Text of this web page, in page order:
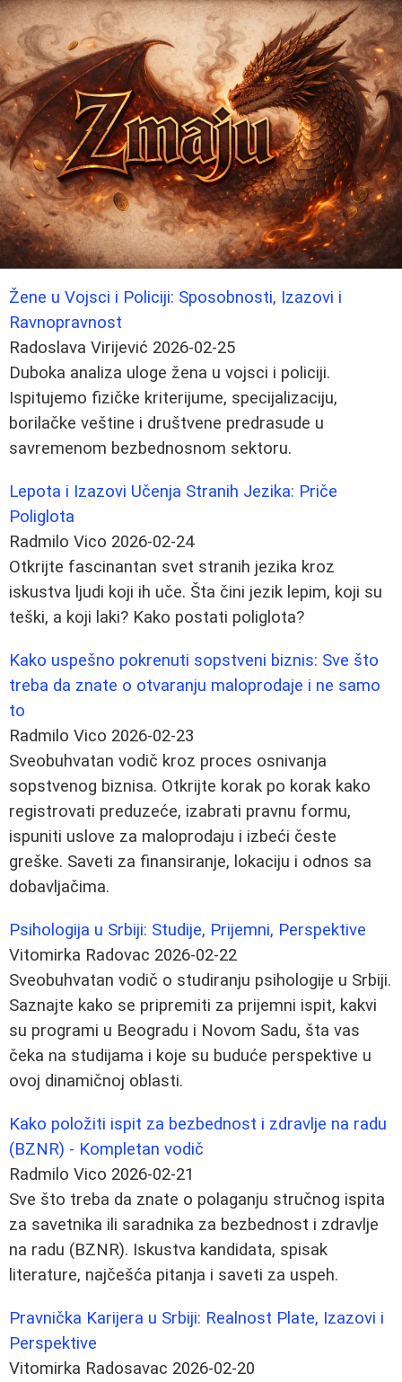
Žene u Vojsci i Policiji: Sposobnosti, Izazovi i
Ravnopravnost
Radoslava Virijević 2026-02-25
Duboka analiza uloge žena u vojsci i policiji.
Ispitujemo fizičke kriterijume, specijalizaciju,
borilačke veštine i društvene predrasude u
savremenom bezbednosnom sektoru.
Lepota i Izazovi Učenja Stranih Jezika: Priče
Poliglota
Radmilo Vico 2026-02-24
Otkrijte fascinantan svet stranih jezika kroz
iskustva ljudi koji ih uče. Šta čini jezik lepim, koji su
teški, a koji laki? Kako postati poliglota?
Kako uspešno pokrenuti sopstveni biznis: Sve što
treba da znate o otvaranju maloprodaje i ne samo
to
Radmilo Vico 2026-02-23
Sveobuhvatan vodič kroz proces osnivanja
sopstvenog biznisa. Otkrijte korak po korak kako
registrovati preduzeće, izabrati pravnu formu,
ispuniti uslove za maloprodaju i izbeći česte
greške. Saveti za finansiranje, lokaciju i odnos sa
dobavljačima.
Psihologija u Srbiji: Studije, Prijemni, Perspektive
Vitomirka Radovac 2026-02-22
Sveobuhvatan vodič o studiranju psihologije u Srbiji.
Saznajte kako se pripremiti za prijemni ispit, kakvi
su programi u Beogradu i Novom Sadu, šta vas
čeka na studijama i koje su buduće perspektive u
ovoj dinamičnoj oblasti.
Kako položiti ispit za bezbednost i zdravlje na radu
(BZNR) - Kompletan vodič
Radmilo Vico 2026-02-21
Sve što treba da znate o polaganju stručnog ispita
za savetnika ili saradnika za bezbednost i zdravlje
na radu (BZNR). Iskustva kandidata, spisak
literature, najčešća pitanja i saveti za uspeh.
Pravnička Karijera u Srbiji: Realnost Plate, Izazovi i
Perspektive
Vitomirka Radosavac 2026-02-20